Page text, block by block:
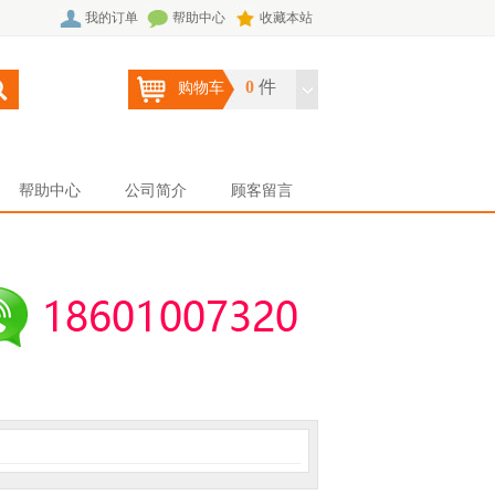
我的订单 帮助中心 收藏本站
购物车 0 件
帮助中心 公司简介 顾客留言